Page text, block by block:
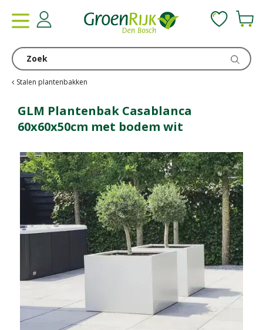
Stalen plantenbakken
GLM Plantenbak Casablanca
60x60x50cm met bodem wit